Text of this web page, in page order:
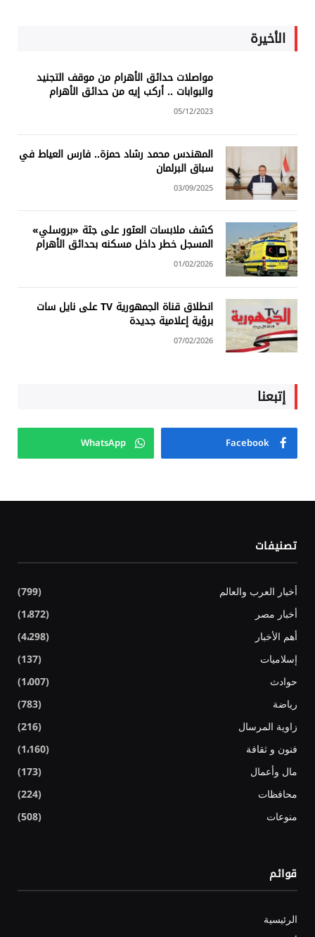
الأخيرة
مواصلات حدائق الأهرام من موقف التجنيد
والبوابات .. أركب إيه من حدائق الأهرام
05/12/2023
المهندس محمد رشاد حمزة.. فارس العياط في
سباق البرلمان
03/09/2025
كشف ملابسات العثور على جثة «بروسلي»
المسجل خطر داخل مسكنه بحدائق الأهرام
01/02/2026
انطلاق قناة الجمهورية TV على نايل سات
برؤية إعلامية جديدة
07/02/2026
إتبعنا
Facebook
WhatsApp
تصنيفات
أخبار العرب والعالم
(799)
أخبار مصر
(1٬872)
أهم الأخبار
(4٬298)
إسلاميات
(137)
حوادث
(1٬007)
رياضة
(783)
زاوية المرسال
(216)
فنون و ثقافة
(1٬160)
مال وأعمال
(173)
محافظات
(224)
منوعات
(508)
قوائم
الرئيسية